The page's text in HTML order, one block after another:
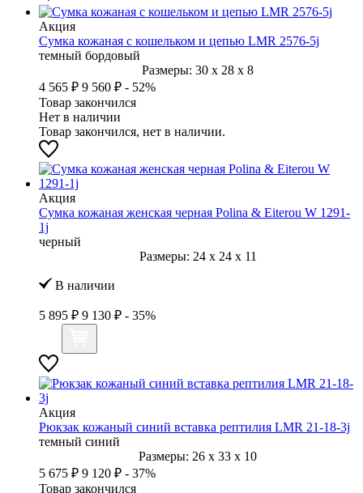
Акция
Сумка кожаная с кошельком и цепью LMR 2576-5j
темный бордовый
Размеры: 30 x 28 x 8
4 565 ₽ 9 560 ₽ - 52%
Товар закончился
Нет в наличии
Товар закончился, нет в наличии.
Акция
Сумка кожаная женская черная Polina & Eiterou W 1291-
1j
черный
Размеры: 24 x 24 x 11
В наличии
5 895 ₽ 9 130 ₽ - 35%
Акция
Рюкзак кожаный синий вставка рептилия LMR 21-18-3j
темный синий
Размеры: 26 x 33 x 10
5 675 ₽ 9 120 ₽ - 37%
Товар закончился